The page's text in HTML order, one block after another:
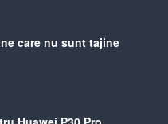
care nu sunt tajine